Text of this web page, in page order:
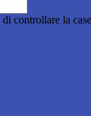
controllare la